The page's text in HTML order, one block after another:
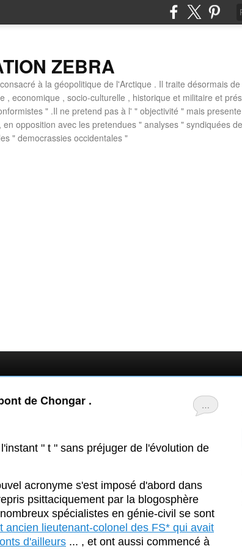
ZEBRA
à la géopolitique de l'Arctique . Il traite désormais de
, economique , socio-culturelle , historique et militaire et
" .Il ne pretend pas à l' " objectivité " mais
opposition avec les pretendues " analyses " syndiquées
" democrassies occidentales "
…
de Chongar .
" t " sans préjuger de l'évolution de
acronyme s'est imposé d'abord dans
psittaciquement par la blogosphère
spécialistes en génie-civil se sont
ancien lieutenant-colonel des FS* qui avait
d'ailleurs ... , et ont aussi commencé à